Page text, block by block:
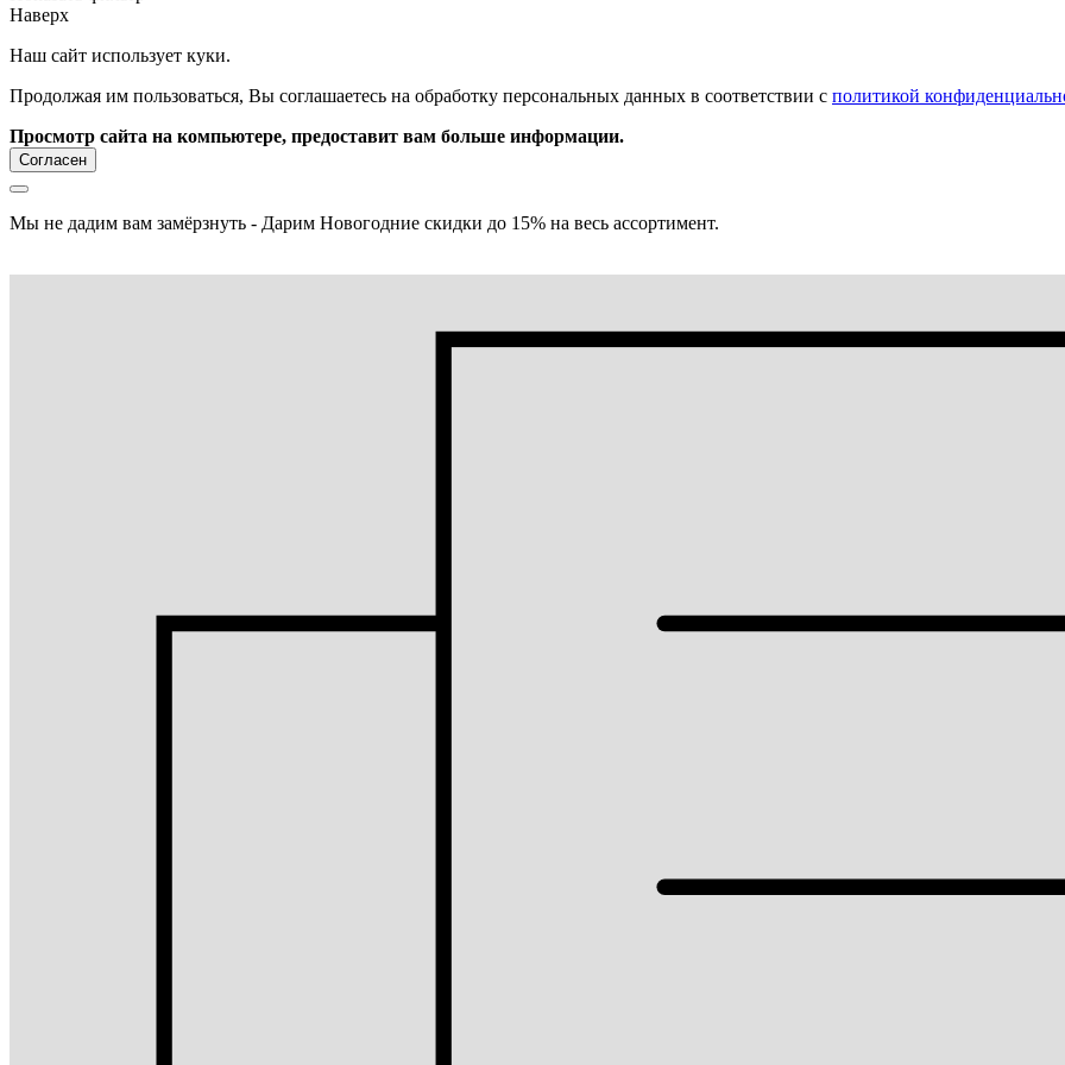
Наверх
Наш сайт использует куки.
Продолжая им пользоваться, Вы соглашаетесь на обработку персональных данных в соответствии с политикой
Просмотр сайта на компьютере, предоставит вам больше информации.
Согласен
Мы не дадим вам замёрзнуть - Дарим Новогодние скидки до 15% на весь ассортимент.